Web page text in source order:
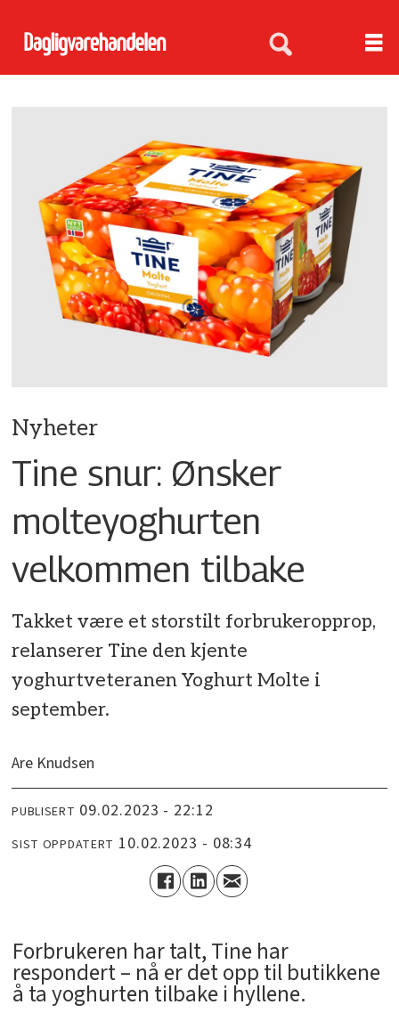
Nyheter
Tine snur: Ønsker
molteyoghurten
velkommen tilbake
Takket være et storstilt forbrukeropprop,
relanserer Tine den kjente
yoghurtveteranen Yoghurt Molte i
september.
Are Knudsen
PUBLISERT 09.02.2023 - 22:12
SIST OPPDATERT 10.02.2023 - 08:34
­Forbrukeren har talt, Tine har
respondert – nå er det opp til butikkene
å ta yoghurten tilbake i hyllene.